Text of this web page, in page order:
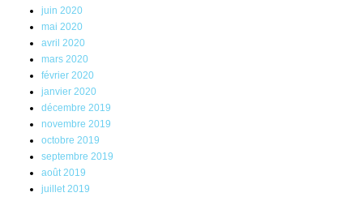
juin 2020
mai 2020
avril 2020
mars 2020
février 2020
janvier 2020
décembre 2019
novembre 2019
octobre 2019
septembre 2019
août 2019
juillet 2019